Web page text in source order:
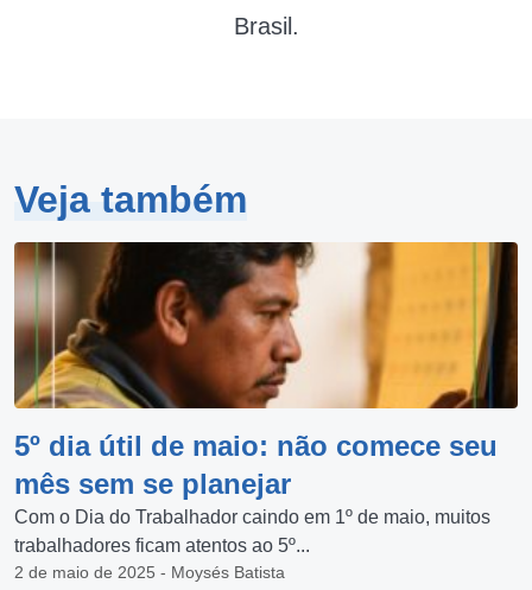
Brasil.
Veja também
5º dia útil de maio: não comece seu
mês sem se planejar
Com o Dia do Trabalhador caindo em 1º de maio, muitos
trabalhadores ficam atentos ao 5º...
2 de maio de 2025 - Moysés Batista